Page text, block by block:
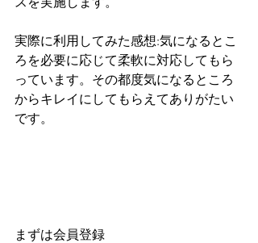
実際に利用してみた感想:気になるとこ
ろを必要に応じて柔軟に対応してもら
っています。その都度気になるところ
からキレイにしてもらえてありがたい
です。
まずは会員登録